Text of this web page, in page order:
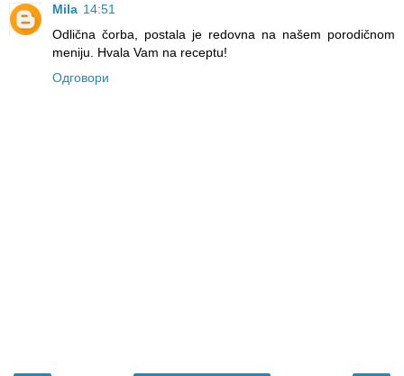
Mila 14:51
Odlična čorba, postala je redovna na našem porodičnom
meniju. Hvala Vam na receptu!
Одговори